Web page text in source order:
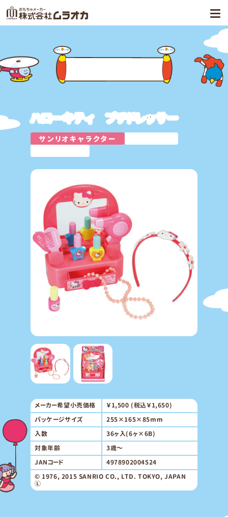
ハローキティ プチドレッサー
サンリオキャラクター
おしゃれ
おままごと
メーカー希望小売価格
￥1,500 (税込￥1,650)
パッケージサイズ
255×165×85mm
入数
36ヶ入(6ヶ×6B)
対象年齢
3歳～
JANコード
4978902004524
© 1976, 2015 SANRIO CO., LTD. TOKYO, JAPAN
Ⓛ